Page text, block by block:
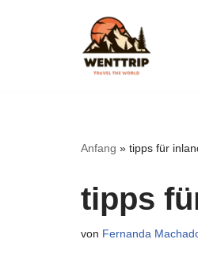
Anfang » tipps für
tipps
von Fernanda